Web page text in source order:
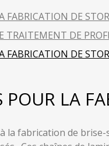
FABRICATION DE
TRAITEMENT DE
FABRICATION DE
LA
la fabrication de